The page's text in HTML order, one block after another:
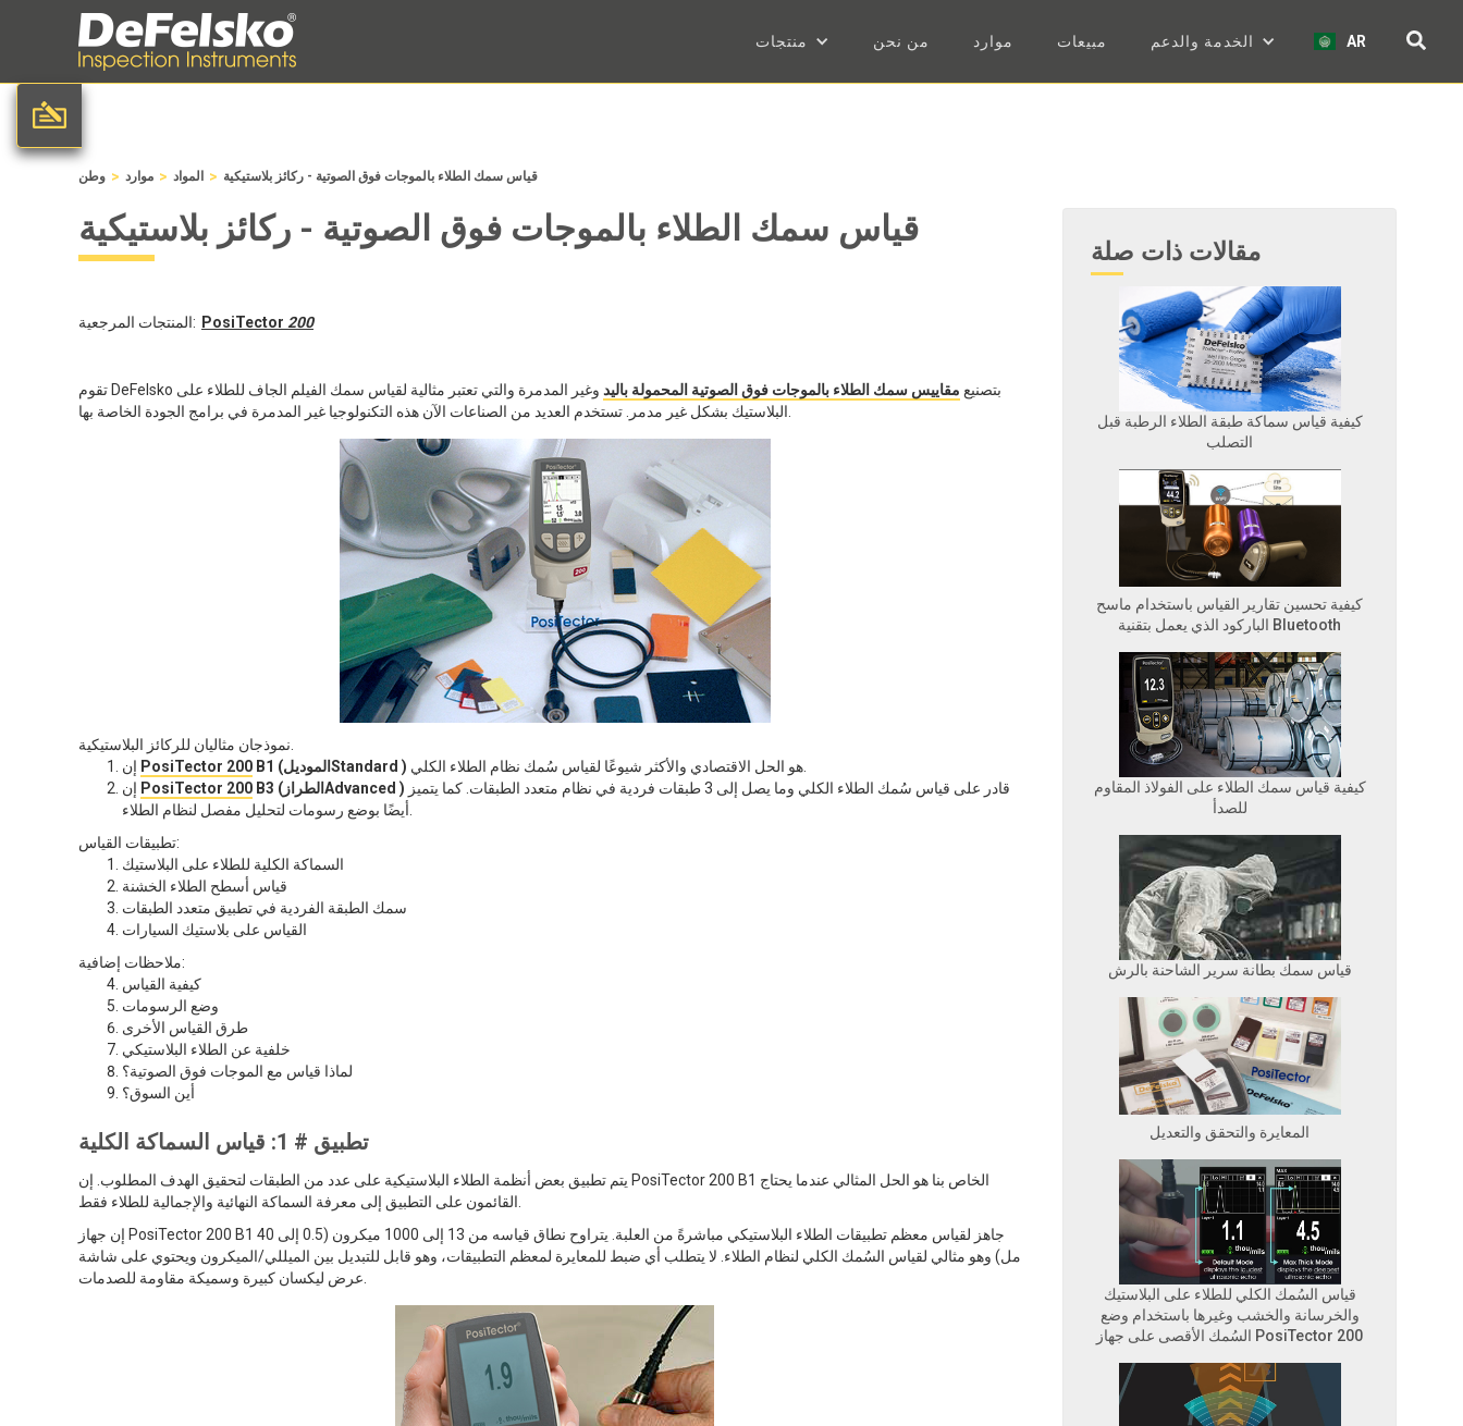
منتجات من نحن موارد مبيعات الخدمة والدعم AR
وطن > موارد > المواد > قياس سمك الطلاء بالموجات فوق الصوتية - ركائز بلاستيكية
قياس سمك الطلاء بالموجات فوق الصوتية - ركائز بلاستيكية
المنتجات المرجعية: PosiTector 200
تقوم DeFelsko بتصنيع مقاييس سمك الطلاء بالموجات فوق الصوتية المحمولة باليد وغير المدمرة والتي تعتبر مثالية لقياس سمك الفيلم الجاف للطلاء على
PosiTector 200 B1 (الموديلStandard )
PosiTector 200 B3 (الطرازAdvanced )
تطبيقات القياس:
السماكة الكلية للطلاء على البلاستيك
قياس أسطح الطلاء الخشنة
سمك الطبقة الفردية في تطبيق متعدد الطبقات
القياس على بلاستيك السيارات
ملاحظات إضافية:
كيفية القياس
وضع الرسومات
طرق القياس الأخرى
خلفية عن الطلاء البلاستيكي
لماذا قياس مع الموجات فوق الصوتية؟
أين السوق؟
تطبيق # 1: قياس السماكة الكلية
يتم تطبيق بعض أنظمة الطلاء البلاستيكية على عدد من الطبقات لتحقيق الهدف المطلوب. إن PosiTector 200 B1 الخاص بنا هو الحل المثالي عندما يحتاج
إن جهاز PosiTector 200 B1 جاهز لقياس معظم تطبيقات الطلاء البلاستيكي مباشرةً من العلبة. يتراوح نطاق قياسه من 13 إلى 1000 ميكرون (0.5 إلى 40
مل) وهو مثالي لقياس السُمك الكلي لنظام الطلاء. لا يتطلب أي ضبط للمعايرة لمعظم التطبيقات، وهو قابل للتبديل بين الميللي/الميكرون ويحتوي على شاشة
مقالات ذات صلة
كيفية قياس سماكة طبقة الطلاء الرطبة قبل
التصلب
كيفية تحسين تقارير القياس باستخدام ماسح
الباركود الذي يعمل بتقنية Bluetooth
كيفية قياس سمك الطلاء على الفولاذ المقاوم
للصدأ
قياس سمك بطانة سرير الشاحنة بالرش
المعايرة والتحقق والتعديل
قياس السُمك الكلي للطلاء على البلاستيك
والخرسانة والخشب وغيرها باستخدام وضع
السُمك الأقصى على جهاز PosiTector 200